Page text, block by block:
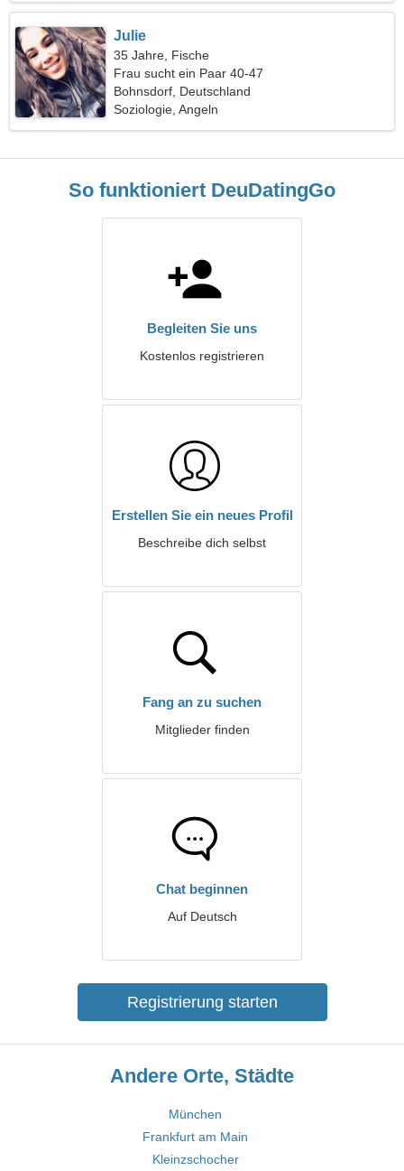
Julie
35 Jahre, Fische
Frau sucht ein Paar 40-47
Bohnsdorf, Deutschland
Soziologie, Angeln
So funktioniert DeuDatingGo
Begleiten Sie uns
Kostenlos registrieren
Erstellen Sie ein neues Profil
Beschreibe dich selbst
Fang an zu suchen
Mitglieder finden
Chat beginnen
Auf Deutsch
Registrierung starten
Andere Orte, Städte
München
Frankfurt am Main
Kleinzschocher